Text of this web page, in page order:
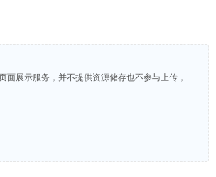
展示服务，并不提供资源储存也不参与上传，